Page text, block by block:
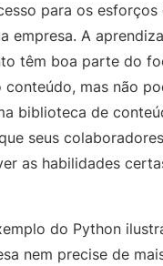
para os
empresa. A
têm boa parte do
mas não
biblioteca de
seus
as habilidades
do Python
nem precise de